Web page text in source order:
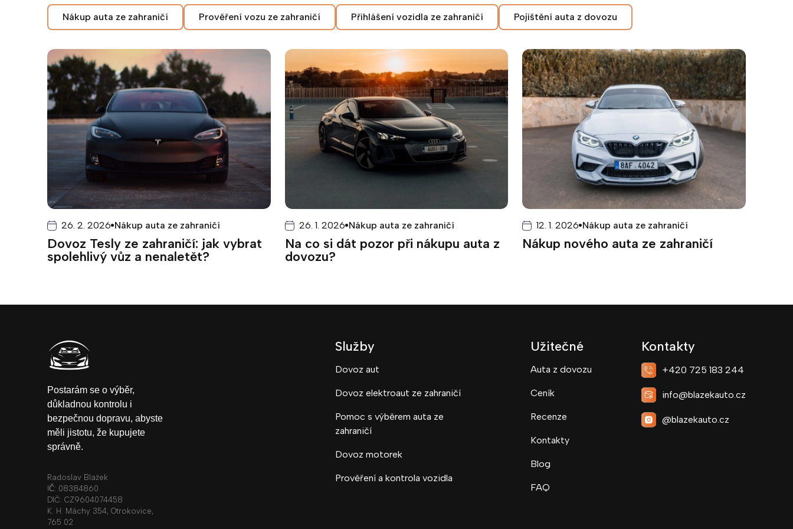
Nákup auta ze zahraničí Prověření vozu ze zahraničí Přihlášení vozidla ze zahraničí Pojištění auta z dovozu
26. 2. 2026 Nákup auta ze zahraničí
Dovoz Tesly ze zahraničí: jak vybrat
spolehlivý vůz a nenaletět?
26. 1. 2026 Nákup auta ze zahraničí
Na co si dát pozor při nákupu auta z
dovozu?
12. 1. 2026 Nákup auta ze zahraničí
Nákup nového auta ze zahraničí
Postarám se o výběr,
důkladnou kontrolu i
bezpečnou dopravu, abyste
měli jistotu, že kupujete
správně.
Radoslav Blažek
IČ: 08384860
DIČ: CZ9604074458
K. H. Máchy 354, Otrokovice,
765 02
Služby
Dovoz aut
Dovoz elektroaut ze zahraničí
Pomoc s výběrem auta ze
zahraničí
Dovoz motorek
Prověření a kontrola vozidla
Užitečné
Auta z dovozu
Ceník
Recenze
Kontakty
Blog
FAQ
Kontakty
+420 725 183 244
info@blazekauto.cz
@blazekauto.cz